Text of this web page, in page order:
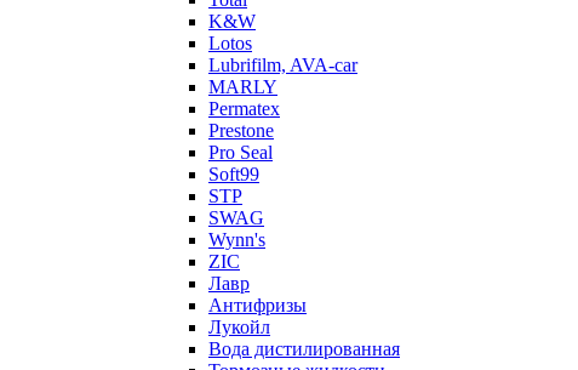
K&W
Lotos
Lubrifilm, AVA-car
MARLY
Permatex
Prestone
Pro Seal
Soft99
STP
SWAG
Wynn's
ZIC
Лавр
Антифризы
Лукойл
Вода дистилированная